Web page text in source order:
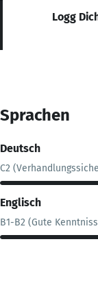
Logg
Sprachen
Deutsch
C2
Englisch
B1-B2 (Gute